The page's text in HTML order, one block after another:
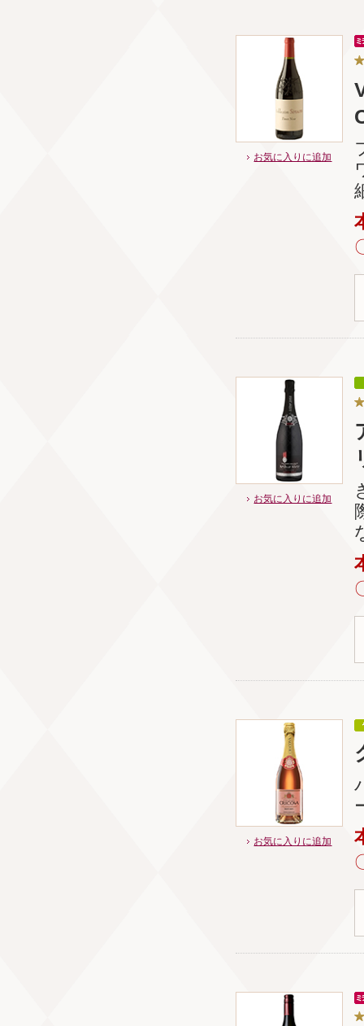
お気に入りに追加
お気に入りに追加
お気に入りに追加